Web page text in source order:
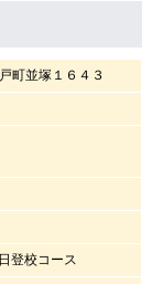
町並塚１６４３
登校コース